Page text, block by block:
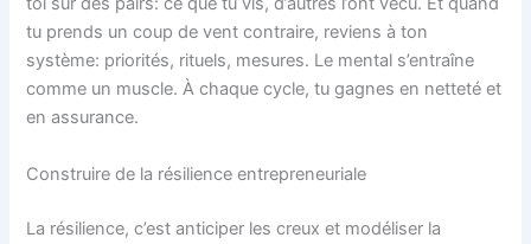
tu prends un coup de vent contraire, reviens à ton
système: priorités, rituels, mesures. Le mental s’entraîne
comme un muscle. À chaque cycle, tu gagnes en netteté et
en assurance.
Construire de la résilience entrepreneuriale
La résilience, c’est anticiper les creux et modéliser la